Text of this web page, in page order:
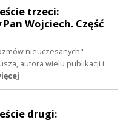
trzeci:
Wojciech. Część
nieuczesanych" -
autora wielu publikacji i
drugi: